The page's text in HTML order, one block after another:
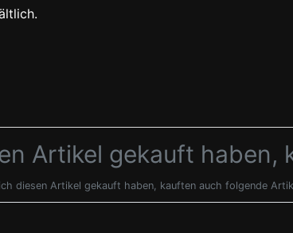
Artikel gekauft haben,
diesen Artikel gekauft haben, kauften auch folgende